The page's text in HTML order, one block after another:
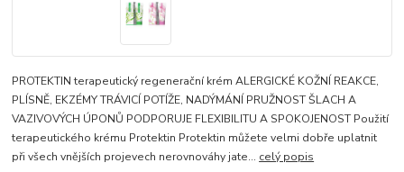
PROTEKTIN terapeutický regenerační krém ALERGICKÉ KOŽNÍ REAKCE,
PLÍSNĚ, EKZÉMY TRÁVICÍ POTÍŽE, NADÝMÁNÍ PRUŽNOST ŠLACH A
VAZIVOVÝCH ÚPONŮ PODPORUJE FLEXIBILITU A SPOKOJENOST Použití
terapeutického krému Protektin Protektin můžete velmi dobře uplatnit
při všech vnějších projevech nerovnováhy jate... celý popis